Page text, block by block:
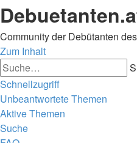
Community der Debütanten
Zum Inhalt
Schnellzugriff
Unbeantwortete Themen
Aktive Themen
Suche